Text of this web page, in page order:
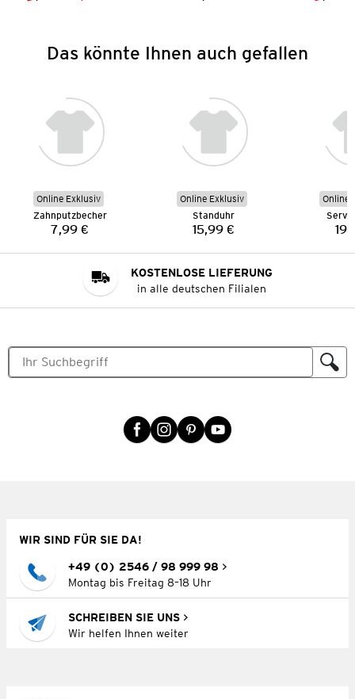
Das könnte Ihnen auch gefallen
Online Exklusiv
Zahnputzbecher
Preis:
7,99 €
Online Exklusiv
Standuhr
Preis:
15,99 €
Online
KOSTENLOSE LIEFERUNG
in alle deutschen Filialen
WIR SIND FÜR SIE DA!
+49 (0) 2546 / 98 999 98
Montag bis Freitag 8–18 Uhr
SCHREIBEN SIE UNS
Wir helfen Ihnen weiter